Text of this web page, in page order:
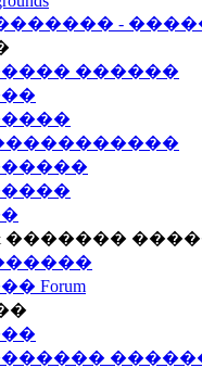
-
������
�������
Forum